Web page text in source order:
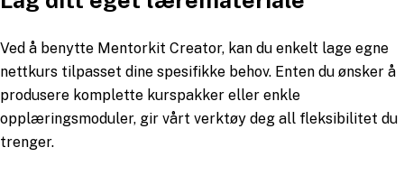
Ved å benytte Mentorkit Creator, kan du enkelt lage egne
nettkurs tilpasset dine spesifikke behov. Enten du ønsker å
produsere komplette kurspakker eller enkle
opplæringsmoduler, gir vårt verktøy deg all fleksibilitet du
trenger.